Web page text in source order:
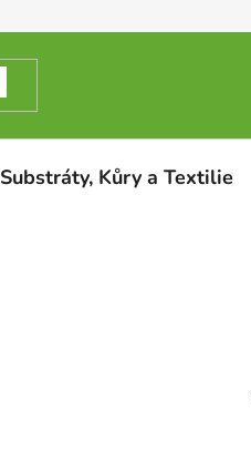
Substráty, Kůry a Textilie